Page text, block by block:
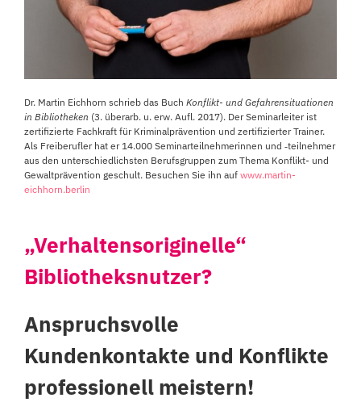
Dr. Martin Eichhorn schrieb das Buch Konflikt- und Gefahrensitu­ationen
in Bibliotheken (3. überarb. u. erw. Aufl. 2017). Der Seminarleiter ist
zertifizierte Fachkraft für Kriminalprä­vention und zertifizierter Trainer.
Als Freiberuf­ler hat er 14.000 Seminarteilnehmerinnen und ‑teilnehmer
aus den unterschiedlichsten Berufsgruppen zum Thema Konflikt- und
Gewaltprävention geschult. Besuchen Sie ihn auf www.martin-
eichhorn.berlin
„Verhaltensoriginelle“
Bibliotheksnutzer?
Anspruchsvolle
Kundenkontakte und Konflikte
professionell meistern!